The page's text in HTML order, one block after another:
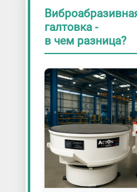
галтовка -
в чем разница?